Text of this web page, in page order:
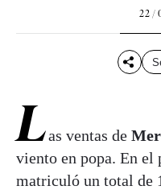
22 /
Las ventas de
viento en popa. En
matriculó un total de